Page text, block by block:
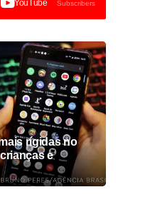
YouTube Subscribers
rígidas no
e